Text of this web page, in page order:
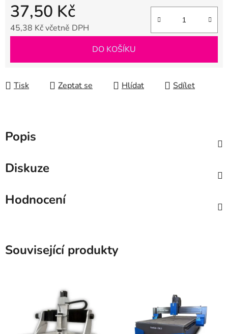
37,50 Kč
45,38 Kč včetně DPH
DO KOŠÍKU
Tisk Zeptat se Hlídat Sdílet
Popis
Diskuze
Hodnocení
Související produkty